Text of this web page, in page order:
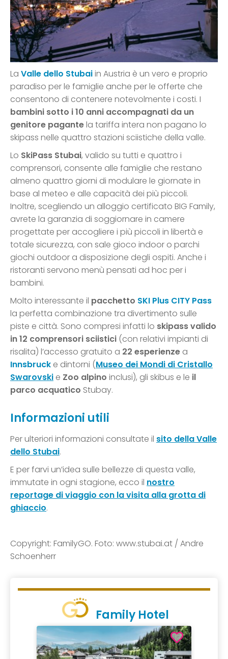
La Valle dello Stubaiin Austria è un vero e proprio
paradiso per le famiglie anche per le offerte che
consentono di contenere notevolmente i costi. I
bambini sotto i 10 anni accompagnati da un
genitore pagantela tariffa intera non pagano lo
skipass nelle quattro stazioni sciistiche della valle.
Lo SkiPass Stubai, valido su tutti e quattro i
comprensori, consente alle famiglie che restano
almeno quattro giorni di modulare le giornate in
base al meteo e alle capacità dei più piccoli.
Inoltre, scegliendo un alloggio certificato BIG Family,
avrete la garanzia di soggiornare in camere
progettate per accogliere i più piccoli in libertà e
totale sicurezza, con sale gioco indoor o parchi
giochi outdoor a disposizione degli ospiti. Anche i
ristoranti servono menù pensati ad hoc per i
bambini.
Molto interessante il pacchetto SKI Plus CITY Pass
la perfetta combinazione tra divertimento sulle
piste e città. Sono compresi infatti lo skipass valido
in 12 comprensori sciistici (con relativi impianti di
risalita) l’accesso gratuito a 22 esperienze a
Innsbruck e dintorni (Museo dei Mondi di Cristallo
Swarovski e Zoo alpino inclusi), gli skibus e le il
parco acquatico Stubay.
Informazioni utili
Per ulteriori informazioni consultate il sito della Valle
dello Stubai.
E per farvi un’idea sulle bellezze di questa valle,
immutate in ogni stagione, ecco il nostro
reportage di viaggio con la visita alla grotta di
ghiaccio.
Copyright: FamilyGO. Foto: www.stubai.at / Andre
Schoenherr
Family Hotel